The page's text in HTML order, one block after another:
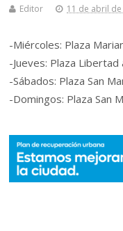
Editor 11 de abril
-Miércoles: Plaza
-Jueves: Plaza Libertad
-Sábados: Plaza San
-Domingos: Plaza San